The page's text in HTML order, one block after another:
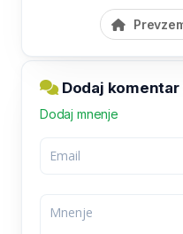
Dodaj komentar
Dodaj mnenje